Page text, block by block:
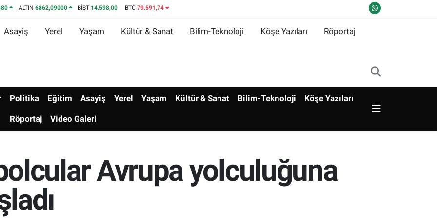
ALTIN 6862,09000 BİST 14.598,00 BTC 79.591,74
Asayiş Yerel Yaşam Kültür & Sanat Bilim-Teknoloji Köşe Yazıları Röportaj
Politika Eğitim Asayiş Yerel Yaşam Kültür & Sanat Bilim-Teknoloji Köşe Yazıları
Röportaj Video Galeri
Avrupa yolculuğuna